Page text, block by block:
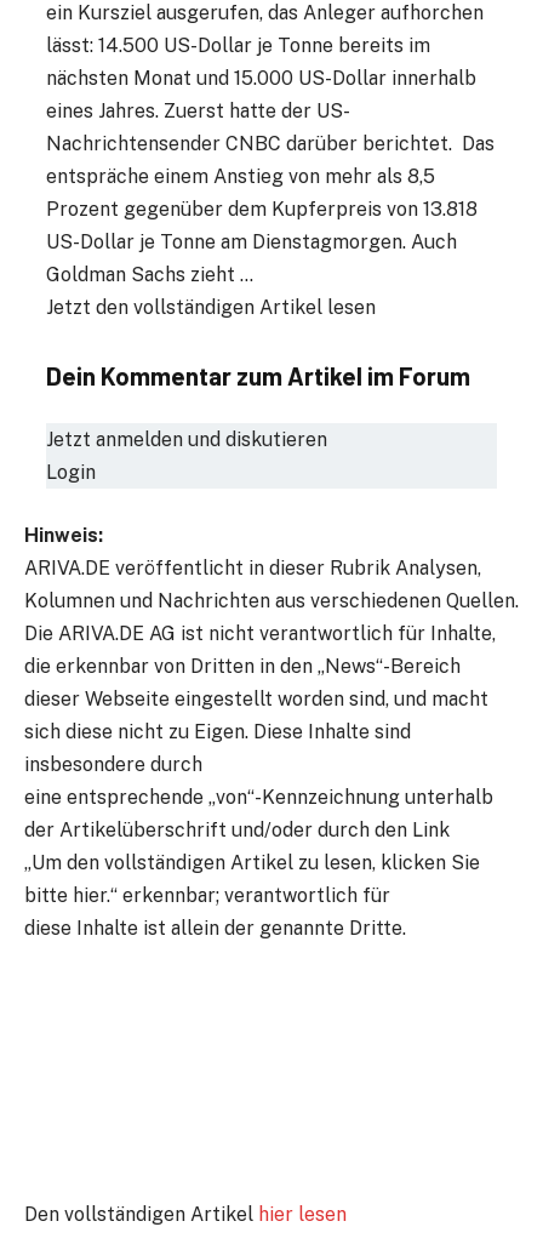
ein Kursziel ausgerufen, das Anleger aufhorchen
lässt: 14.500 US-Dollar je Tonne bereits im
nächsten Monat und 15.000 US-Dollar innerhalb
eines Jahres. Zuerst hatte der US-
Nachrichtensender CNBC darüber berichtet. Das
entspräche einem Anstieg von mehr als 8,5
Prozent gegenüber dem Kupferpreis von 13.818
US-Dollar je Tonne am Dienstagmorgen. Auch
Goldman Sachs zieht …
Jetzt den vollständigen Artikel lesen
Dein Kommentar zum Artikel im Forum
Jetzt anmelden und diskutieren
Login
Hinweis:
ARIVA.DE veröffentlicht in dieser Rubrik Analysen,
Kolumnen und Nachrichten aus verschiedenen Quellen.
Die ARIVA.DE AG ist nicht verantwortlich für Inhalte,
die erkennbar von Dritten in den „News“-Bereich
dieser Webseite eingestellt worden sind, und macht
sich diese nicht zu Eigen. Diese Inhalte sind
insbesondere durch
eine entsprechende „von“-Kennzeichnung unterhalb
der Artikelüberschrift und/oder durch den Link
„Um den vollständigen Artikel zu lesen, klicken Sie
bitte hier.“ erkennbar; verantwortlich für
diese Inhalte ist allein der genannte Dritte.
Den vollständigen Artikel hier lesen